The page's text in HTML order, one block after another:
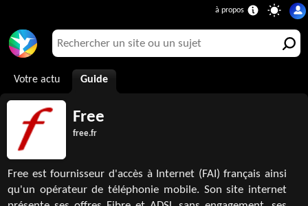
Votre actu Guide
Free
free.fr
Free est fournisseur d'accès à Internet (FAI) français ainsi
qu'un opérateur de téléphonie mobile. Son site internet